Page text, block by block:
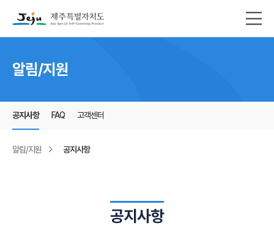
알림/지원
공지사항 FAQ 고객센터
알림/지원 공지사항
공지사항